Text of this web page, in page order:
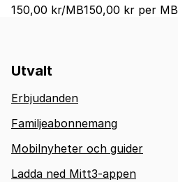
150,00 kr/MB150,00 kr per MB
Utvalt
Erbjudanden
Familjeabonnemang
Mobilnyheter och guider
Ladda ned Mitt3-appen